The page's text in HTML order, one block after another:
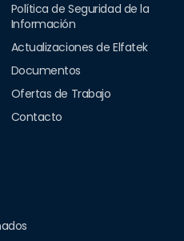
Política de Seguridad de la
Información
Actualizaciones de Elfatek
Documentos
Ofertas de Trabajo
Contacto